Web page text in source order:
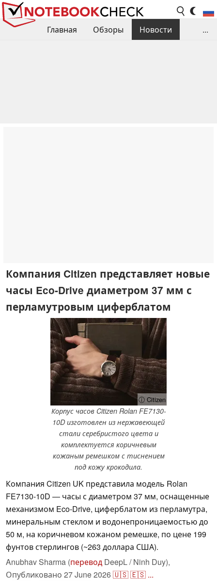
Главная Обзоры
Новости
...
Компания Citizen представляет новые
часы Eco-Drive диаметром 37 мм с
перламутровым циферблатом
ⓘ Citizen
Корпус часов Citizen Rolan FE7130-
10D изготовлен из нержавеющей
стали серебристого цвета и
комплектуется коричневым
кожаным ремешком с тиснением
под кожу крокодила.
Компания Citizen UK представила модель Rolan
FE7130-10D — часы с диаметром 37 мм, оснащенные
механизмом Eco-Drive, циферблатом из перламутра,
минеральным стеклом и водонепроницаемостью до
50 м, на коричневом кожаном ремешке, по цене 199
фунтов стерлингов (~263 доллара США).
Anubhav Sharma (перевод DeepL / Ninh Duy),
Опубликовано 27 June 2026🇺🇸🇪🇸 ...